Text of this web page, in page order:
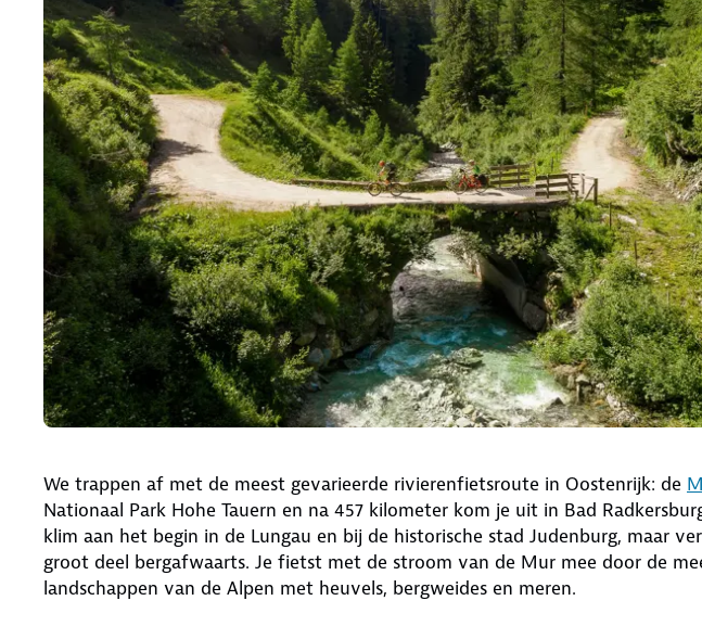
We trappen af met de meest gevarieerde rivierenfietsroute in Oostenrijk: de
Nationaal Park Hohe Tauern en na 457 kilometer kom je uit in Bad
klim aan het begin in de Lungau en bij de historische stad Judenburg, maar
groot deel bergafwaarts. Je fietst met de stroom van de Mur mee door de
landschappen van de Alpen met heuvels, bergweides en meren.